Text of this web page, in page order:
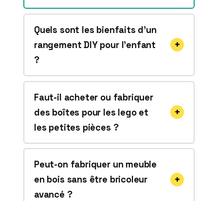
Quels sont les bienfaits d’un
rangement DIY pour l’enfant
?
Faut-il acheter ou fabriquer
des boîtes pour les lego et
les petites pièces ?
Peut-on fabriquer un meuble
en bois sans être bricoleur
avancé ?